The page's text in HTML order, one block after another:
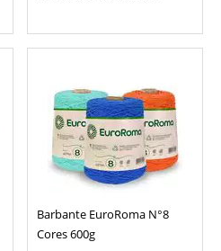
Barbante EuroRoma N°8
Cores 600g